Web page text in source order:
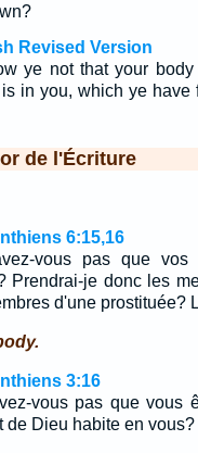
Revised Version
ye not that your
in you, which ye have
de l'Écriture
6:15,16
vous pas que
Prendrai-je donc les
d'une prostituée?
3:16
vous pas que vous
de Dieu habite en vous?